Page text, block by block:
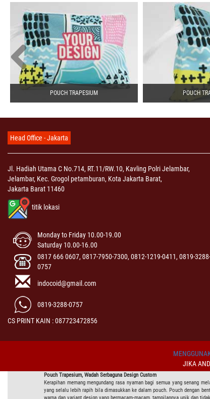
POUCH TRAPESIUM POUCH
Head Office - Jakarta
Jl. Hadiah Utama C No.714, RT.11/RW.10, Kavling Polri Jelambar,
Jelambar, Kec. Grogol petamburan, Kota Jakarta Barat,
Jakarta Barat 11460
titik lokasi
Monday to Friday 10.00-19.00
Saturday 10.00-16.00
0817 666 0607, 0817-7950-7300, 0812-1219-0411, 0819-3288-
0757
indocoid@gmail.com
0819-3288-0757
CS PRINT KAIN : 087723472856
JIKA
Pouch Trapesium, Wadah Serbaguna Design Custom
Kerapihan memang mengundang rasa nyaman bagi semua yang senang
yang selalu lebih rapih bila dimasukkan ke dalam pouch. Pouch dengan
warna dan variant design yang bermacam-macam, tampilannya unik dan